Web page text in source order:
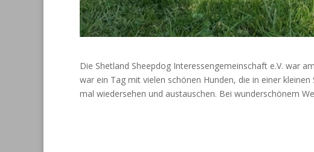
Die Shetland Sheepdog Interessengemeinschaft e.V. war
war ein Tag mit vielen schönen Hunden, die in einer
mal wiedersehen und austauschen. Bei wunderschönem